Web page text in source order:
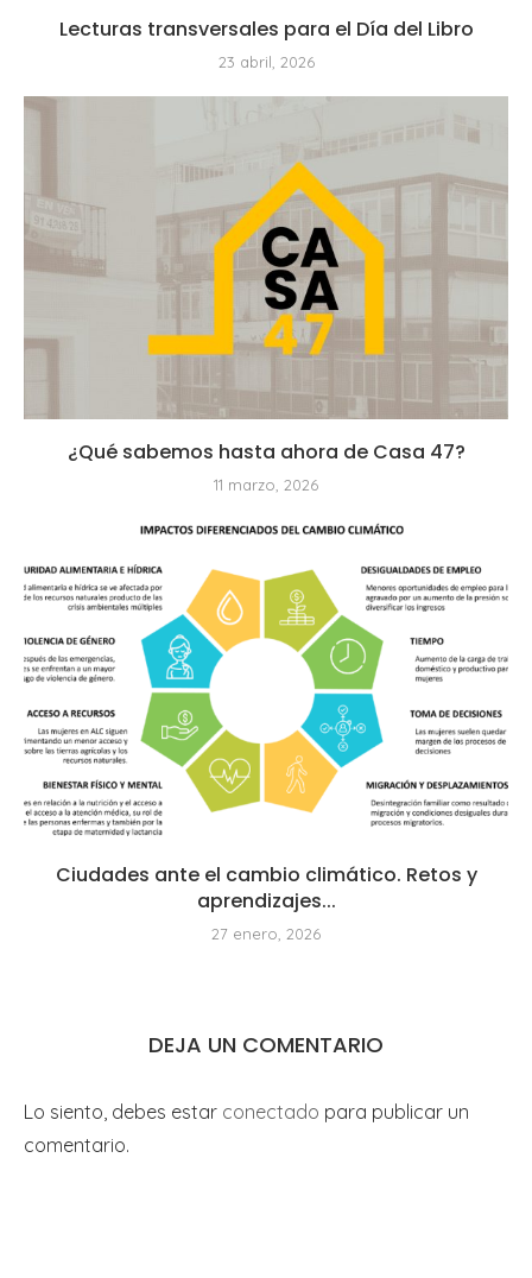
Lecturas transversales para el Día del Libro
23 abril, 2026
¿Qué sabemos hasta ahora de Casa 47?
11 marzo, 2026
Ciudades ante el cambio climático. Retos y
aprendizajes...
27 enero, 2026
DEJA UN COMENTARIO
Lo siento, debes estar conectado para publicar un
comentario.